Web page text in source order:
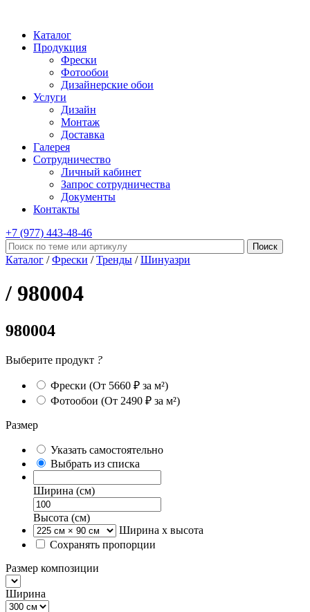
Каталог
Продукция
Фрески
Фотообои
Дизайнерские обои
Услуги
Дизайн
Монтаж
Доставка
Галерея
Сотрудничество
Личный кабинет
Запрос сотрудничества
Документы
Контакты
+7 (977) 443-48-46
Каталог /Фрески /Тренды /Шинуазри
/ 980004
980004
Выберите продукт ?
Фрески (От 5660 ₽ за м²)
Фотообои (От 2490 ₽ за м²)
Размер
Указать самостоятельно
Выбрать из списка
Ширина (см)
Высота (см)
Ширина х высота
Сохранять пропорции
Размер композиции
Ширина